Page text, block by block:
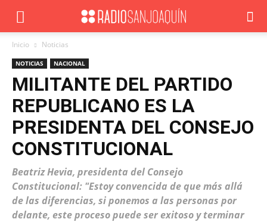
Inicio Noticias
NOTICIAS NACIONAL
MILITANTE DEL PARTIDO
REPUBLICANO ES LA
PRESIDENTA DEL CONSEJO
CONSTITUCIONAL
Beatriz Hevia, presidenta del Consejo
Constitucional: "Estoy convencida de que más allá
de las diferencias, si ponemos a las personas por
delante, este proceso puede ser exitoso y terminar